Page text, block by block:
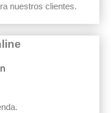
nuestros clientes.